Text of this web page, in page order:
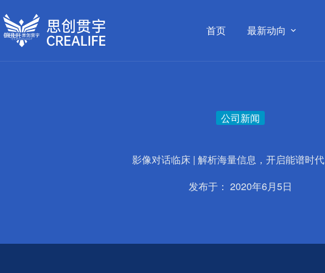
至
内
首页 最新动向
公司新闻
影像对话临床 | 解析海量信息，开启能谱时代
发布于： 2020年6月5日